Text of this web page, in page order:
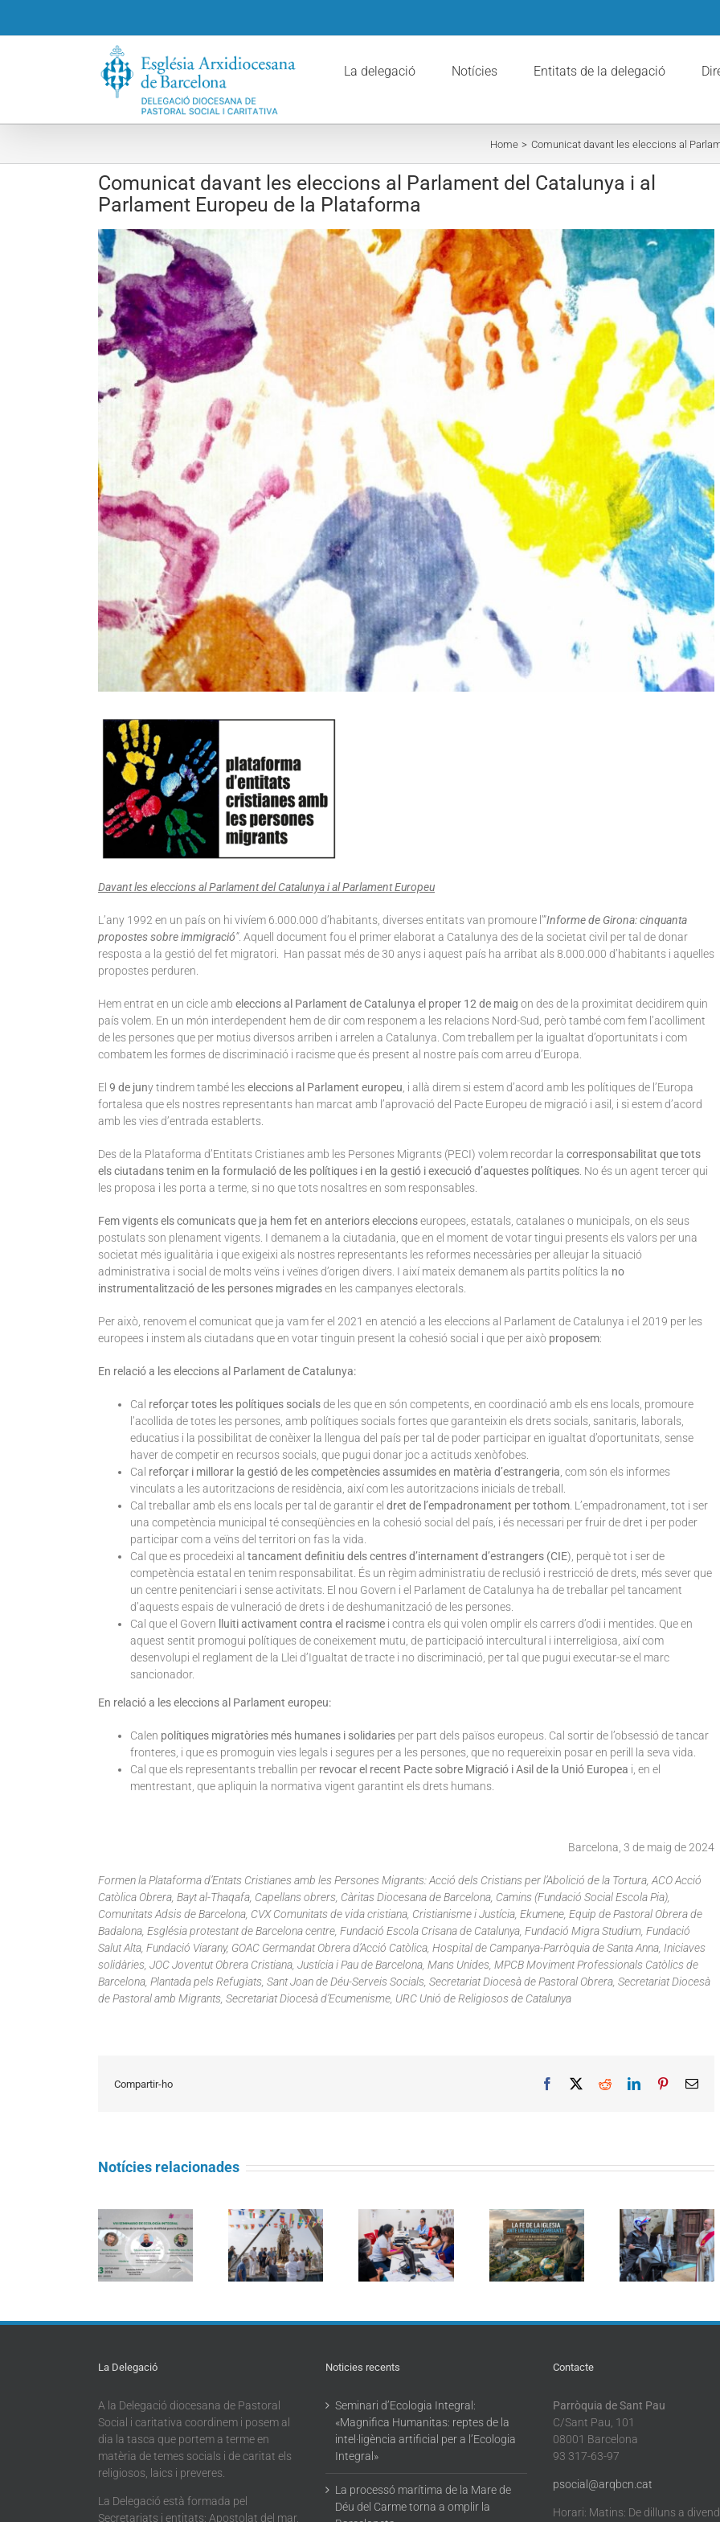
La delegació Notícies Entitats de la delegació
Home Comunicat davant les eleccions al
Comunicat davant les eleccions al Parlament del Catalunya i al
Parlament Europeu de la Plataforma
View
Larger
Image
Davant les eleccions al Parlament del Catalunya i al Parlament Europeu
L’any 1992 en un país on hi vivíem 6.000.000 d’habitants, diverses entitats van promoure l’”Informe de Girona: cinquanta
propostes sobre immigració”. Aquell document fou el primer elaborat a Catalunya des de la societat civil per tal de donar
resposta a la gestió del fet migratori. Han passat més de 30 anys i aquest país ha arribat als 8.000.000 d’habitants i aquelles
propostes perduren.
Hem entrat en un cicle amb eleccions al Parlament de Catalunya el proper 12 de maig on des de la proximitat decidirem quin
país volem. En un món interdependent hem de dir com responem a les relacions Nord-Sud, però també com fem l’acolliment
de les persones que per motius diversos arriben i arrelen a Catalunya. Com treballem per la igualtat d’oportunitats i com
combatem les formes de discriminació i racisme que és present al nostre país com arreu d’Europa.
El 9 de juny tindrem també leseleccions al Parlament europeu , i allà direm si estem d’acord amb les polítiques de l’Europa
fortalesa que els nostres representants han marcat amb l’aprovació del Pacte Europeu de migració i asil, i si estem d’acord
amb les vies d’entrada establerts.
Des de la Plataforma d’Entitats Cristianes amb les Persones Migrants (PECI) volem recordar la corresponsabilitat que tots
els ciutadans tenim en la formulació de les polítiques i en la gestió i execució d’aquestes polítiques . No és un agent tercer qui
les proposa i les porta a terme, si no que tots nosaltres en som responsables.
Fem vigents els comunicats que ja hem fet en anteriors eleccionseuropees, estatals, catalanes o municipals, on els seus
postulats son plenament vigents. I demanem a la ciutadania, que en el moment de votar tingui presents els valors per una
societat més igualitària i que exigeixi als nostres representants les reformes necessàries per alleujar la situació
administrativa i social de molts veïns i veïnes d’origen divers. I així mateix demanem als partits polítics la no
instrumentalització de les persones migradesen les campanyes electorals.
Per això, renovem el comunicat que ja vam fer el 2021 en atenció a les eleccions al Parlament de Catalunya i el 2019 per les
europees i instem als ciutadans que en votar tinguin present la cohesió social i que per això proposem:
En relació a les eleccions al Parlament de Catalunya:
Cal reforçar totes les polítiques socialsde les que en són competents, en coordinació amb els ens locals, promoure
l’acollida de totes les persones, amb polítiques socials fortes que garanteixin els drets socials, sanitaris, laborals,
educatius i la possibilitat de conèixer la llengua del país per tal de poder participar en igualtat d’oportunitats, sense
haver de competir en recursos socials, que pugui donar joc a actituds xenòfobes.
Cal reforçar i millorar la gestió de les competències assumides en matèria d’estrangeria , com són els informes
vinculats a les autoritzacions de residència, així com les autoritzacions inicials de treball.
Cal treballar amb els ens locals per tal de garantir el dret de l’empadronament per tothom . L’empadronament, tot i ser
una competència municipal té conseqüències en la cohesió social del país, i és necessari per fruir de dret i per poder
participar com a veïns del territori on fas la vida.
Cal que es procedeixi al tancament definitiu dels centres d’internament d’estrangers (CIE), perquè tot i ser de
competència estatal en tenim responsabilitat. És un règim administratiu de reclusió i restricció de drets, més sever que
un centre penitenciari i sense activitats. El nou Govern i el Parlament de Catalunya ha de treballar pel tancament
d’aquests espais de vulneració de drets i de deshumanització de les persones.
Cal que el Govern
lluiti activament contra el racisme i contra els qui volen omplir els carrers d’odi i mentides. Que en
aquest sentit promogui polítiques de coneixement mutu, de participació intercultural i interreligiosa, així com
desenvolupi el reglament de la Llei d’Igualtat de tracte i no discriminació, per tal que pugui executar-se el marc
sancionador.
En relació a les eleccions al Parlament europeu:
Calen polítiques migratòries més humanes i solidaries per part dels països europeus. Cal sortir de l’obsessió de tancar
fronteres, i que es promoguin vies legals i segures per a les persones, que no requereixin posar en perill la seva vida.
Cal que els representants treballin per revocar el recent Pacte sobre Migració i Asil de la Unió Europea i, en el
mentrestant, que apliquin la normativa vigent garantint els drets humans.
Barcelona, 3 de maig de 2024
Formen la Plataforma d’Entats Cristianes amb les Persones Migrants: Acció dels Cristians per l’Abolició de la Tortura, ACO Acció
Catòlica Obrera, Bayt al-Thaqafa, Capellans obrers, Càritas Diocesana de Barcelona, Camins (Fundació Social Escola Pia),
Comunitats Adsis de Barcelona, CVX Comunitats de vida cristiana, Cristianisme i Justícia, Ekumene, Equip de Pastoral Obrera de
Badalona, Església protestant de Barcelona centre, Fundació Escola Crisana de Catalunya, Fundació Migra Studium, Fundació
Salut Alta, Fundació Viarany, GOAC Germandat Obrera d’Acció Catòlica, Hospital de Campanya-Parròquia de Santa Anna, Iniciaves
solidàries, JOC Joventut Obrera Cristiana, Justícia i Pau de Barcelona, Mans Unides, MPCB Moviment Professionals Catòlics de
Barcelona, Plantada pels Refugiats, Sant Joan de Déu-Serveis Socials, Secretariat Diocesà de Pastoral Obrera, Secretariat Diocesà
de Pastoral amb Migrants, Secretariat Diocesà d’Ecumenisme, URC Unió de Religiosos de Catalunya
Compartir-ho Facebook RedditLinkedInPinterestEmail
Notícies relacionades
La processó
marítima de la
Mare de Déu
del Carme
Barcelona
acompanya
més de 4.100
persones en el
dispositiu
regularització
Curs d’estiu:
Formació
pastoral en
Ecologia
Integral: «La fe
Sant Cristòfol
torna a reunir
els conductors
en la
tradicional
d’Ecologia
Integral:
reptes de
La Delegació
A la Delegació diocesana de Pastoral
Social i caritativa coordinem i posem al
dia la tasca que portem a terme en
matèria de temes socials i de caritat els
religiosos, laics i preveres.
La Delegació està formada pel
Secretariats i entitats: Apostolat del mar,
Noticies recents
Seminari d’Ecologia Integral:
«Magnifica Humanitas: reptes de la
intel·ligència artificial per a l’Ecologia
Integral»
La processó marítima de la Mare de
Déu del Carme torna a omplir la
Contacte
Parròquia de Sant Pau
C/Sant Pau, 101
08001 Barcelona
93 317-63-97
psocial@arqbcn.cat
Horari: Matins: De dilluns a